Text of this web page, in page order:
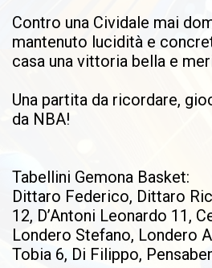
Contro una Cividale mai
mantenuto lucidità e
casa una vittoria bella e
Una partita da ricordare,
da NBA!
Tabellini Gemona Basket:
Dittaro Federico, Dittaro
12, D’Antoni Leonardo 11,
Londero Stefano, Londero
Tobia 6, Di Filippo,